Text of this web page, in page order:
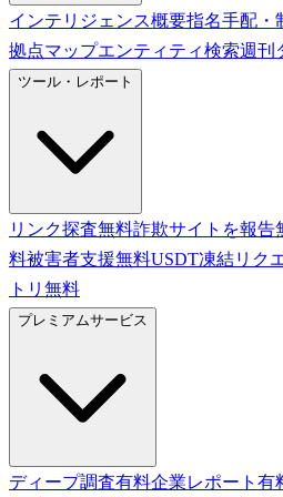
インテリジェンス概要指名手配・
拠点マップエンティティ検索週刊
ツール・レポート
リンク探査無料詐欺サイトを報告
料被害者支援無料USDT凍結リク
トリ 無料
プレミアムサービス
ディープ調査有料企業レポート 有